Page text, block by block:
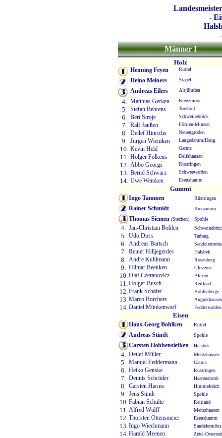
-
Männer I
Holz
Henning Feyen Ruttel
Heino Meiners Stapel
Andreas Eilers Altjührden
4. Matthias Gerken Kreuzmoor
5. Stefan Behrens Torsholt
6. Bert Stroje Schweinebrück
7. Ralf Janßen Förrien-Minsen
8. Detlef Hinrichs Neuengroden
9. Jürgen Wiemken Langedamm/Dang.
10. Kevin Held Garms
11. Holger Folkens Delfshausen
12. Abbo Georgs Rüstringen
13. Bernd Schwarz Schweewarden
14. Uwe Wemken Esenshamm
Gummi
Ingo Tammen Rüstringen
Rainer Schmidt Kreuzmoor
Thomas Siemen (Stechen) Spohle
4. Jan-Christian Bohlen
5. Udo Diers Tarbarg
6. Andreas Bartsch Sandelermöns
7. Reiner Hilljegerdes Halsbek
8. Andre Kuhlmann Rosenberg
9. Hilmar Beenken Cleverns
10.Olaf Czeranovicz Blexen
11.Holger Busch Reitland
12.Frank Schäfer Bohlenberge
13.Marco Borchers Augusthausen
14.Daniel Münkenwarf Fedderwarden
Eisen
Hans-Georg Bohlken Ruttel
Andreas Stindt Spohle
Carsten Hobbensiefken Halsbek
4. Detlef Müller Mentzhausen
5. Manuel Feddermann Garms
6. Heiko Genske Rüstringen
7. Dennis Schröder Haarenstroth
8. Carsten Harms Himmelreich
9. Jens Stindt Spohle
10.Fabian Schulte Reitland
11.Alfred Wulff Mentzhausen
12.Thorsten Ottensmeier Esenshamm
13.Ingo Wiechmann Sandelermöns
14.Harald Meenen Zetel-